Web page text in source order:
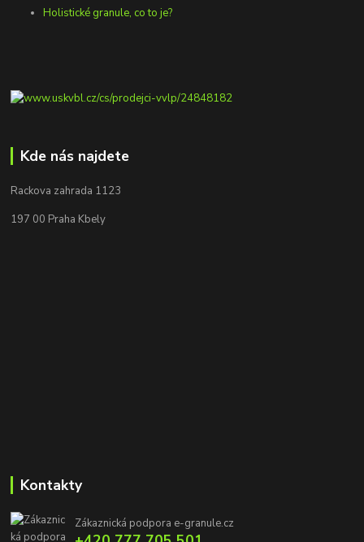
Holistické granule, co to je?
Kde nás najdete
Rackova zahrada 1123
197 00 Praha Kbely
Kontakty
Zákaznická podpora e-granule.cz